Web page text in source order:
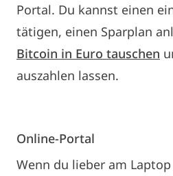
Portal. Du kannst einen
tätigen, einen Sparplan
Bitcoin in Euro tauschen
auszahlen lassen.
Online-Portal
Wenn du lieber am